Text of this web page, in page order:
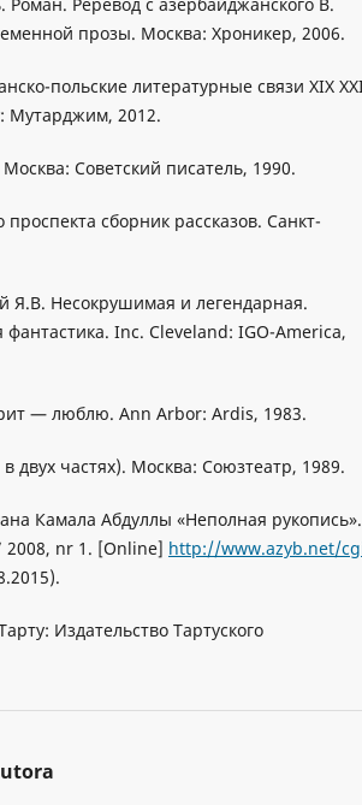
прозы. Москва: Хроникер, 2006.
польские литературные связи ХIХ
Мутарджим, 2012.
Советский писатель, 1990.
cборник рассказов. Санкт-
Я.В. Несокрушимая и легендарная.
Inc. Cleveland: IGO-America,
— люблю. Ann Arbor: Ardis, 1983.
двух частях). Москва: Союзтеатр, 1989.
Камала Абдуллы «Неполная рукопись».
2008, nr 1. [Online] http://www.azyb.net/
Издательство Тартуского